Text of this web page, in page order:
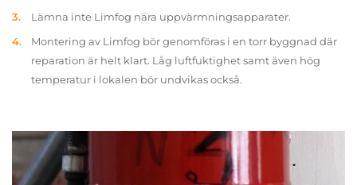
Lämna inte Limfog nära uppvärmningsapparater.
Montering av Limfog bör genomföras i en torr byggnad där
reparation är helt klart. Låg luftfuktighet samt även hög
temperatur i lokalen bör undvikas också.